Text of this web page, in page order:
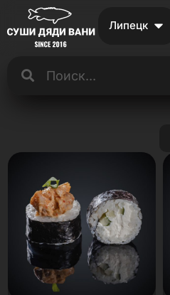
Липецк